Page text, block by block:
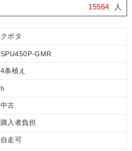
15564 人
クボタ
SPU450P-GMR
4条植え
h
中古
購入者負担
自走可